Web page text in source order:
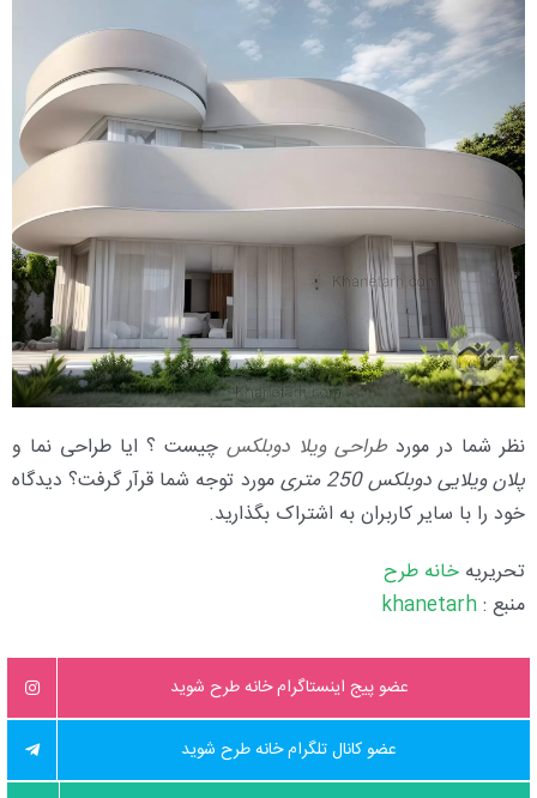
نظر شما در مورد طراحی ویلا دوبلکس چیست ؟ ایا طراحی نما و
پلان ویلایی دوبلکس 250 متری
مورد توجه شما قرآر گرفت؟ دیدگاه
خود را با سایر کاربران به اشتراک بگذارید.
تحریریه خانه طرح
منبع :
عضو پیج اینستاگرام خانه طرح شوید
عضو کانال تلگرام خانه طرح شوید